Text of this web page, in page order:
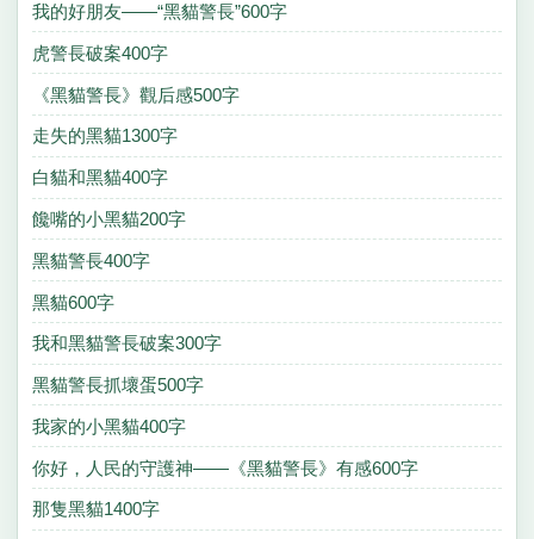
我的好朋友——“黑貓警長”600字
虎警長破案400字
《黑貓警長》觀后感500字
走失的黑貓1300字
白貓和黑貓400字
饞嘴的小黑貓200字
黑貓警長400字
黑貓600字
我和黑貓警長破案300字
黑貓警長抓壞蛋500字
我家的小黑貓400字
你好，人民的守護神——《黑貓警長》有感600字
那隻黑貓1400字